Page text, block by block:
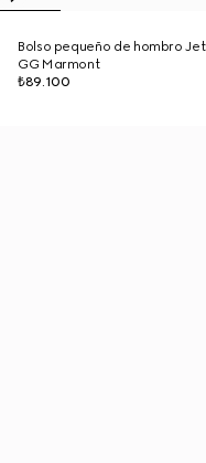
Bolso pequeño de hombro
GG Marmont
₺89.100